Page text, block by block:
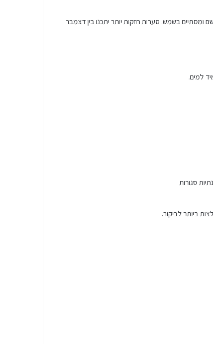
ומסתיים בשמש. סערות חזקות יותר יתכנו בין דצמבר
למים.
סגורות
ביותר לביקור.